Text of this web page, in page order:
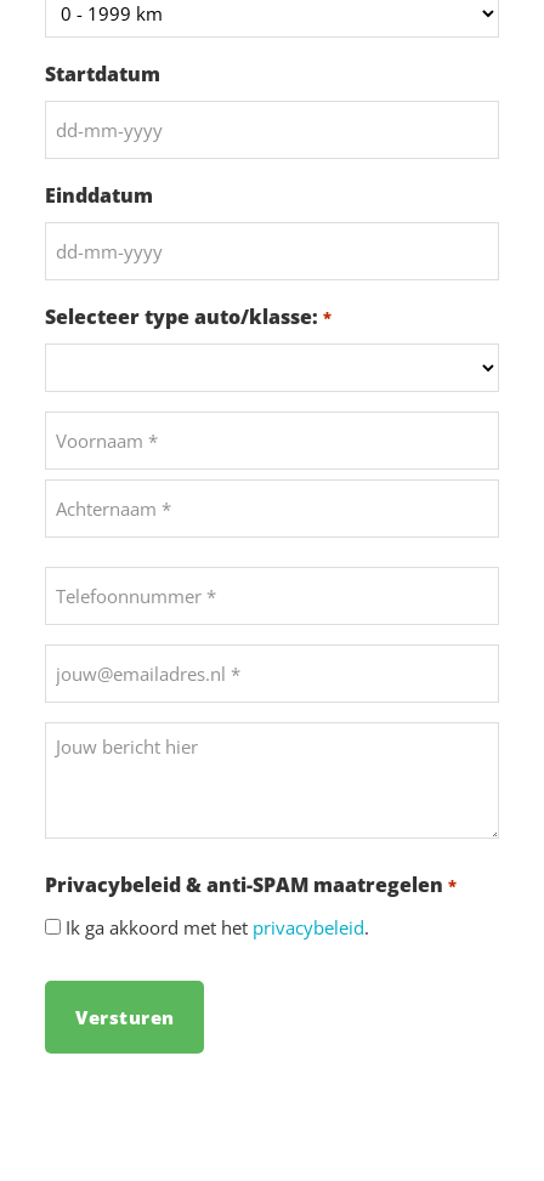
Startdatum
DD
MM
dash
JJJJ
Einddatum
DD
MM
JJJJ
Selecteer type auto/klasse: *
Telefoonnummer
*
mailadres
*Bericht
Privacybeleid & anti-SPAM maatregelen *
Ik ga akkoord met het privacybeleid.